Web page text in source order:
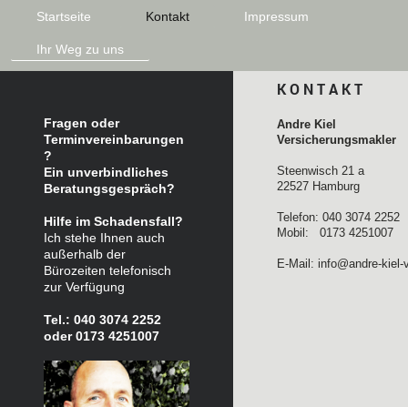
Startseite Kontakt Impressum
Ihr Weg zu uns
K O N T A K T
Andre Kiel
Versicherungsmakler
Steenwisch 21 a
22527 Hamburg
Telefon: 040 3074 2252
Mobil: 0173 4251007
E-Mail: info@andre-
Fragen oder
Terminvereinbarungen
?
Ein unverbindliches
Beratungsgespräch?
Hilfe im Schadensfall?
Ich stehe Ihnen auch
außerhalb der
Bürozeiten telefonisch
zur Verfügung
Tel.: 040 3074 2252
oder 0173 4251007